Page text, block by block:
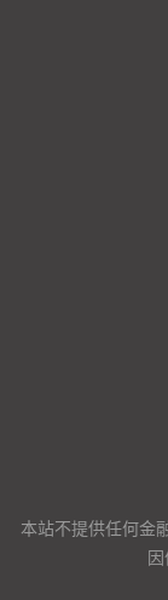
本站不提供任何金